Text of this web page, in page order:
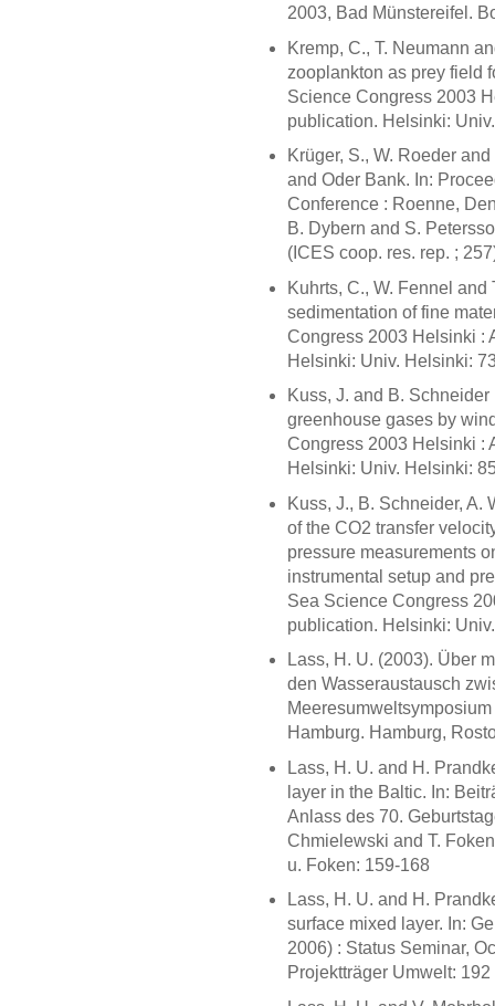
2003, Bad Münstereifel.
Kremp, C., T. Neumann
zooplankton as prey field
Science Congress 2003
publication. Helsinki:
Krüger, S., W. Roeder
and Oder Bank. In:
Conference : Roenne,
B. Dybern and S.
(ICES coop. res. rep. ;
Kuhrts, C., W. Fennel
sedimentation of fine
Congress 2003 Helsinki :
Helsinki: Univ. Helsinki:
Kuss, J. and B.
greenhouse gases by
Congress 2003 Helsinki :
Helsinki: Univ. Helsinki:
Kuss, J., B. Schneider, A.
of the CO2 transfer
pressure measurements
instrumental setup and
Sea Science Congress
publication. Helsinki:
Lass, H. U. (2003). Über
den Wasseraustausch
Hamburg. Hamburg,
Lass, H. U. and H.
layer in the Baltic. In:
Anlass des 70.
Chmielewski and T.
u. Foken: 159-168
Lass, H. U. and H.
surface mixed layer. In:
2006) : Status Seminar,
Projektträger Umwelt: 192